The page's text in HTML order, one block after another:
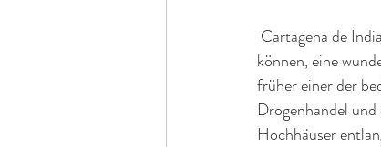
Cartagena de
können, eine
früher einer der
Drogenhandel
Hochhäuser